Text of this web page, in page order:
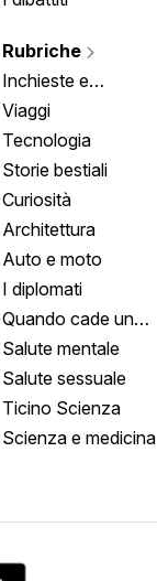
Rubriche
Inchieste e
approfondimenti
Viaggi
Tecnologia
Storie bestiali
Curiosità
Architettura
Auto e moto
I diplomati
Quando cade un
quadro
Salute mentale
Salute sessuale
Ticino Scienza
Scienza e medicina